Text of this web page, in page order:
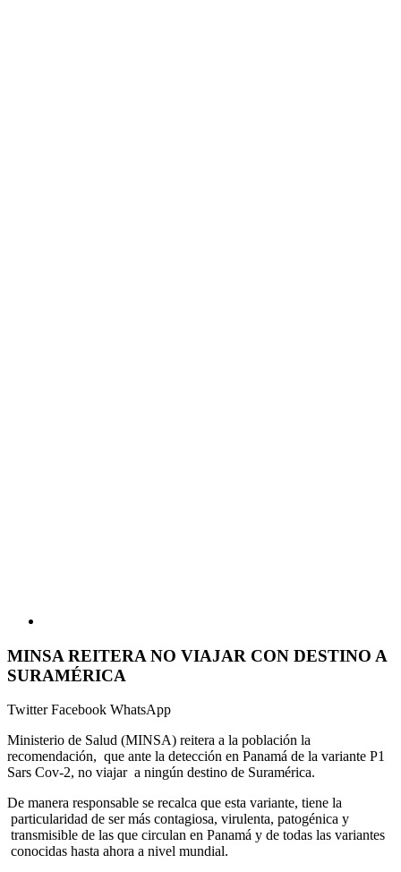
MINSA REITERA NO VIAJAR CON DESTINO A
SURAMÉRICA
TwitterFacebook WhatsApp
Ministerio de Salud (MINSA) reitera a la población la
recomendación, que ante la detección en Panamá de la variante P1
Sars Cov-2, no viajar a ningún destino de Suramérica.
De manera responsable se recalca que esta variante, tiene la
particularidad de ser más contagiosa, virulenta, patogénica y
transmisible de las que circulan en Panamá y de todas las variantes
conocidas hasta ahora a nivel mundial.